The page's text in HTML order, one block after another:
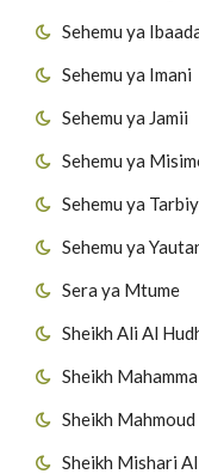
Sehemu ya
Sehemu ya Imani
Sehemu ya Jamii
Sehemu ya
Sehemu ya
Sehemu ya
Sera ya Mtume
Sheikh Ali Al
Sheikh
Sheikh
Sheikh Mishari